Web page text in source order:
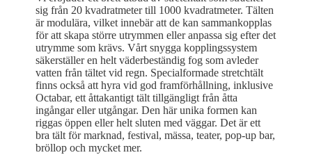
sig från 20 kvadratmeter till 1000 kvadratmeter. Tälten
är modulära, vilket innebär att de kan sammankopplas
för att skapa större utrymmen eller anpassa sig efter det
utrymme som krävs. Vårt snygga kopplingssystem
säkerställer en helt väderbeständig fog som avleder
vatten från tältet vid regn. Specialformade stretchtält
finns också att hyra vid god framförhållning, inklusive
Octabar, ett åttakantigt tält tillgängligt från åtta
ingångar eller utgångar. Den här unika formen kan
riggas öppen eller helt sluten med väggar. Det är ett
bra tält för marknad, festival, mässa, teater, pop-up bar,
bröllop och mycket mer.